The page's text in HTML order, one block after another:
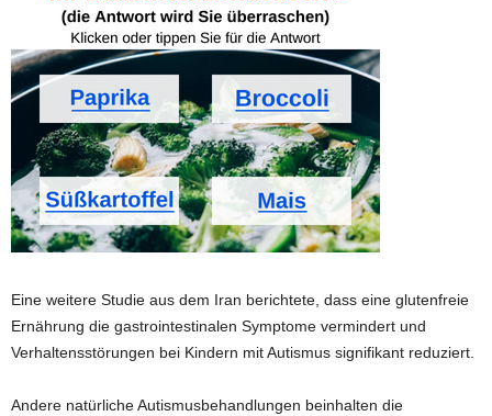
Eine weitere Studie aus dem Iran berichtete, dass eine glutenfreie
Ernährung die gastrointestinalen Symptome vermindert und
Verhaltensstörungen bei Kindern mit Autismus signifikant reduziert.
Andere natürliche Autismusbehandlungen beinhalten die